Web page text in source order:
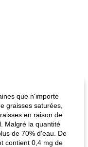
que n'importe
graisses saturées,
en raison de
Malgré la quantité
de 70% d'eau. De
contient 0,4 mg de